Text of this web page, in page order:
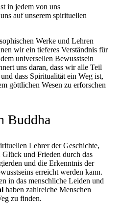
in jedem von uns
auf unserem spirituellen
Werke und Lehren
wir ein tieferes Verständnis für
universellen Bewusstsein
uns daran, dass wir alle Teil
dass Spiritualität ein Weg ist,
göttlichen Wesen zu erforschen
Buddha
Lehrer der Geschichte,
Glück und Frieden durch das
und die Erkenntnis der
erreicht werden kann.
in das menschliche Leiden und
haben zahlreiche Menschen
zu finden.